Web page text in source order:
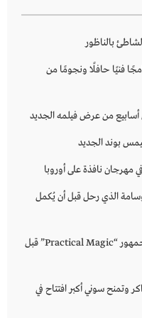
بالناظور
2026 يكشف برنامجًا فنيًا حافلًا ونجومًا من
أسابيع من عرض فيلمه الجديد
بوند الجديد
الذي رحل قبل أن يُكمل
ساندرا بولوك ونيكول كيدمان تفاجئان جمهور “Practical Magic” قبل
وتمنح سوني أكبر افتتاح في